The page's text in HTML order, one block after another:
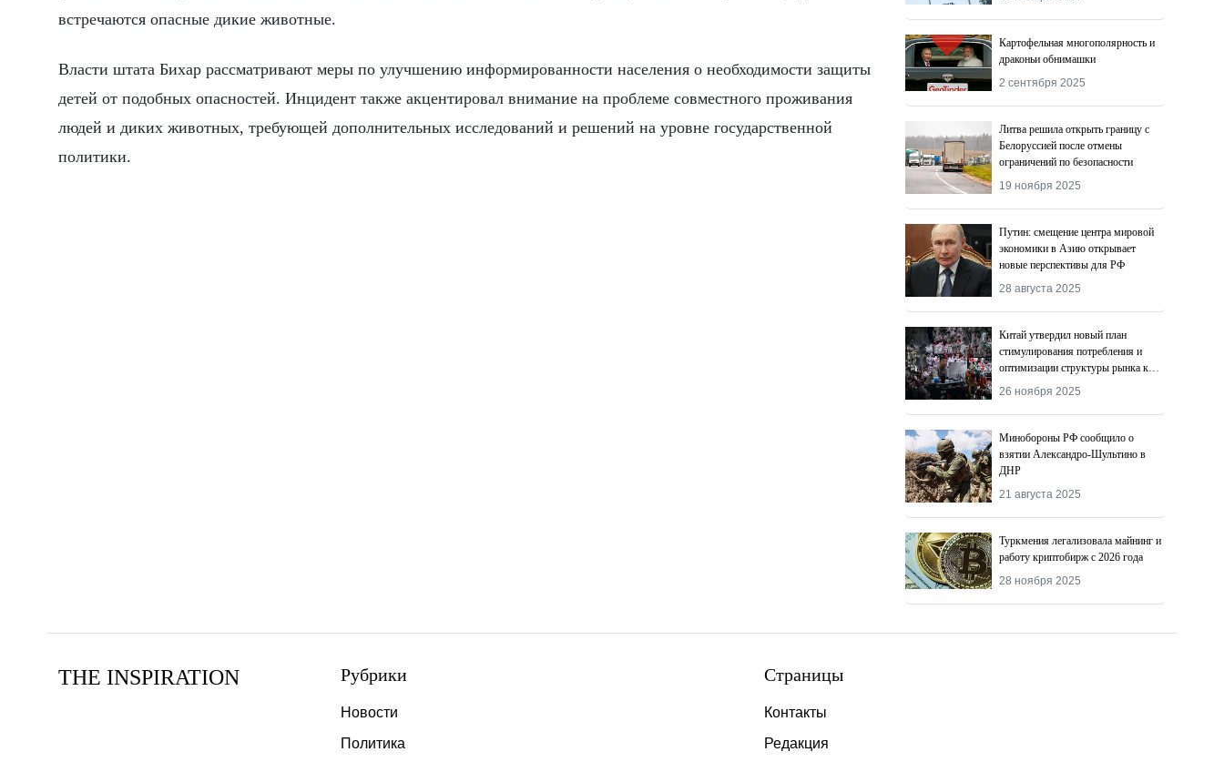
встречаются опасные дикие животные.
Власти штата Бихар рассматривают меры по улучшению информированности населения о необходимости защиты
детей от подобных опасностей. Инцидент также акцентировал внимание на проблеме совместного проживания
людей и диких животных, требующей дополнительных исследований и решений на уровне государственной
политики.
Картофельная многополярность и
драконьи обнимашки
2 сентября 2025
Литва решила открыть границу с
Белоруссией после отмены
ограничений по безопасности
19 ноября 2025
Путин: смещение центра мировой
экономики в Азию открывает
новые перспективы для РФ
28 августа 2025
Китай утвердил новый план
стимулирования потребления и
оптимизации структуры рынка к
2027 году
26 ноября 2025
Минобороны РФ сообщило о
взятии Александро-Шультино в
ДНР
21 августа 2025
Туркмения легализовала майнинг и
работу криптобирж с 2026 года
28 ноября 2025
THE INSPIRATION Рубрики
Новости
Политика
Страницы
Контакты
Редакция